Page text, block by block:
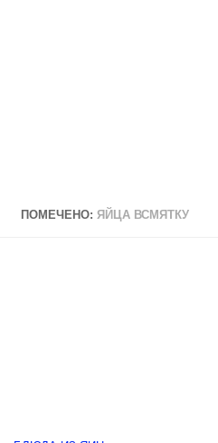
ПОМЕЧЕНО: ЯЙЦА ВСМЯТКУ